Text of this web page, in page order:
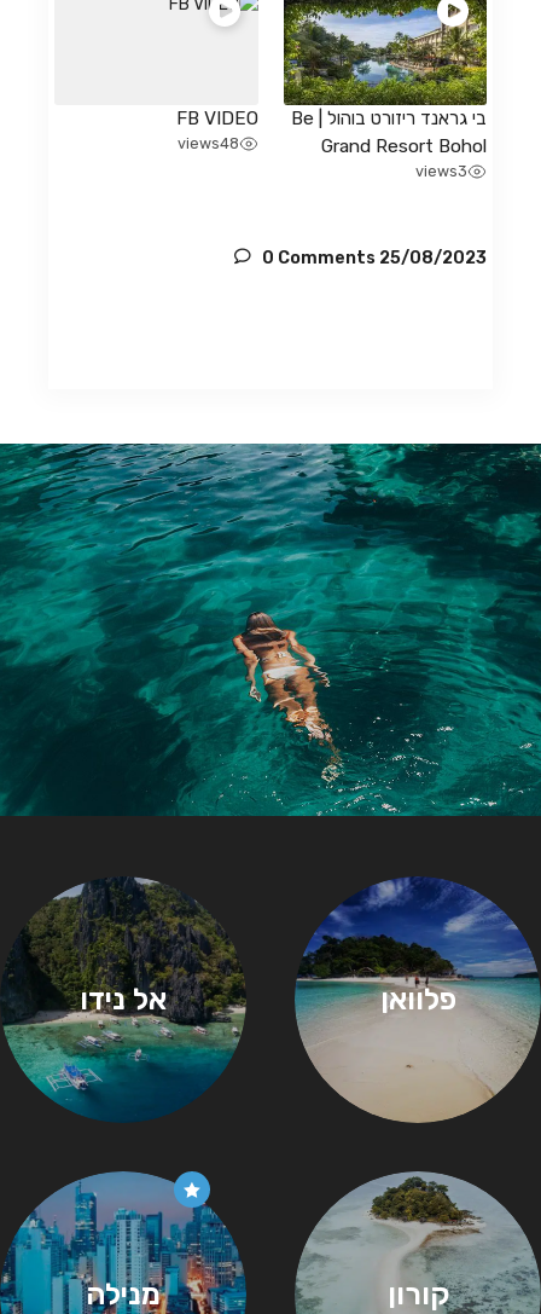
בי גראנד ריזורט בוהול | Be
Grand Resort Bohol
3
views
FB VIDEO
48
views
25/08/2023
0 Comments
פלוואן אל נידו
קורון מנילה